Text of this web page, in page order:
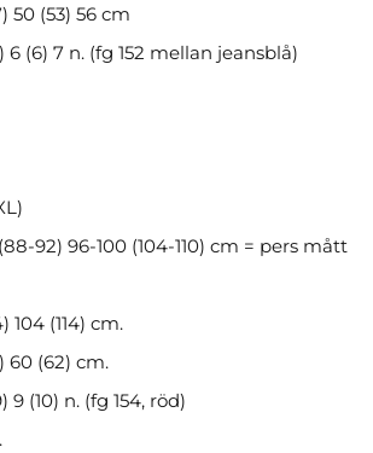
50 (53) 56 cm
6 (6) 7 n. (fg 152 mellan jeansblå)
92) 96-100 (104-110) cm = pers mått
104 (114) cm.
60 (62) cm.
9 (10) n. (fg 154, röd)